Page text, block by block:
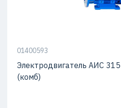
01400593
Электродвигатель АИС
(комб)